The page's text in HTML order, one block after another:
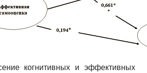
когнитивных и эффективных